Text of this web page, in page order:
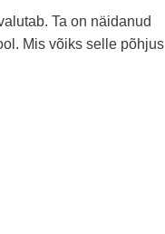
Ta on näidanud
Mis võiks selle põhjus